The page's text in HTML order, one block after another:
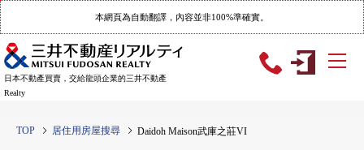
本網頁為自動翻譯，內容並非100%準確實。
日本不動產買賣，交給龍頭企業的三井不動產
Realty
TOP 居住用房屋搜尋 Daidoh Maison武庫之莊VI